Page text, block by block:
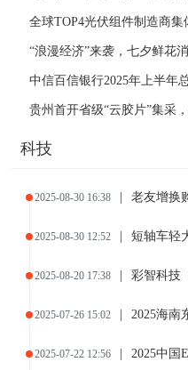
全球TOP4光伏组件制造商
“浪漫经济”来袭，七夕鲜花
中信百信银行2025年上半年
贵州首开省级“云胶片”集采
科技
2025-08-30 16:38 老友增换
2025-08-30 12:52 短轴车轻
2025-08-20 17:38 彩智科技
2025-07-26 15:02 2025海南
2025-07-22 12:56 2025中国